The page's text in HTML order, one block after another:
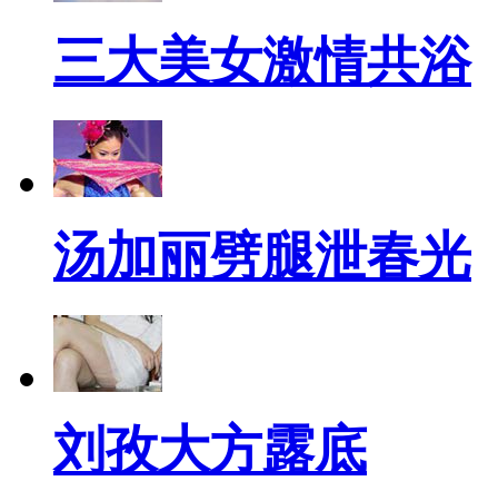
三大美女激情共浴
汤加丽劈腿泄春光
刘孜大方露底